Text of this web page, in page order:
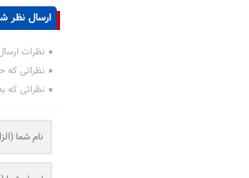
ارسال نظر
نظرات
نظراتی که
نظراتی که